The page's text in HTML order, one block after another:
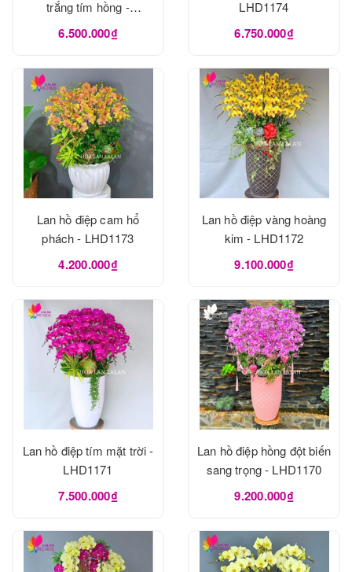
trắng tím hồng -
LHD1175
6.500.000₫
LHD1174
6.750.000₫
Lan hồ điệp cam hổ
phách - LHD1173
4.200.000₫
Lan hồ điệp vàng hoàng
kim - LHD1172
9.100.000₫
Lan hồ điệp tím mặt trời -
LHD1171
7.500.000₫
Lan hồ điệp hồng đột biến
sang trọng - LHD1170
9.200.000₫